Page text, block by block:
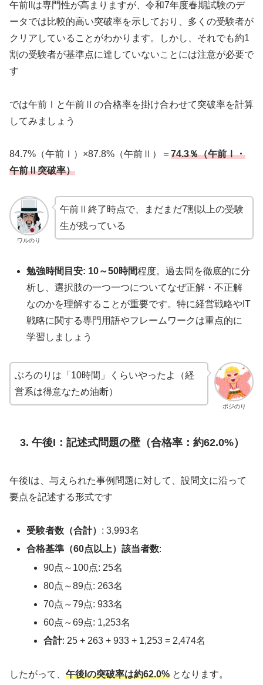
午前IIは専門性が高まりますが、令和7年度春期試験のデ
ータでは比較的高い突破率を示しており、多くの受験者が
クリアしていることがわかります。しかし、それでも約1
割の受験者が基準点に達していないことには注意が必要で
す
では午前Ⅰと午前Ⅱの合格率を掛け合わせて突破率を計算
してみましょう
84.7%（午前Ⅰ）×87.8%（午前Ⅱ）＝ 74.3％（午前Ⅰ・
午前Ⅱ突破率）
ワルのり
午前Ⅱ終了時点で、まだまだ7割以上の受験
生が残っている
勉強時間目安: 10～50時間程度。過去問を徹底的に分
析し、選択肢の一つ一つについてなぜ正解・不正解
なのかを理解することが重要です。特に経営戦略やIT
戦略に関する専門用語やフレームワークは重点的に
学習しましょう
ポジのり
ぶろのりは「10時間」くらいやったよ（経
営系は得意なため油断）
3. 午後I：記述式問題の壁（合格率：約62.0%）
午後Iは、与えられた事例問題に対して、設問文に沿って
要点を記述する形式です
受験者数（合計） : 3,993名
合格基準（60点以上）該当者数:
90点～100点: 25名
80点～89点: 263名
70点～79点: 933名
60点～69点: 1,253名
合計: 25 + 263 + 933 + 1,253 = 2,474名
したがって、 午後Iの突破率は約62.0% となります。